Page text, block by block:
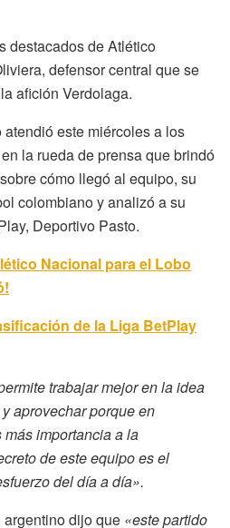
destacados de Atlético
defensor central que se
afición Verdolaga.
este miércoles a los
la rueda de prensa que brindó
cómo llegó al equipo, su
colombiano y analizó a su
Deportivo Pasto.
Nacional para el Lobo
de la Liga BetPlay
trabajar mejor en la idea
aprovechar porque en
importancia a la
de este equipo es el
del día a día».
dijo que «este partido